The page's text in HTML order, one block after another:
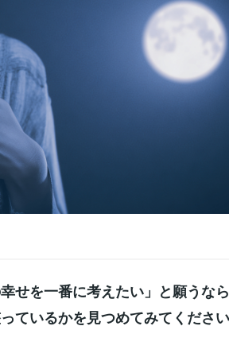
せを一番に考えたい」と願うな
ているかを見つめてみてください